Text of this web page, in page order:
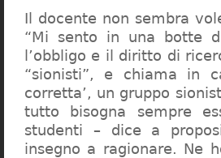
Il docente non sembra
“Mi sento in una botte
l’obbligo e il diritto di
“sionisti”, e chiama in
corretta’, un gruppo
tutto bisogna sempre
studenti – dice a
insegno a ragionare. Ne